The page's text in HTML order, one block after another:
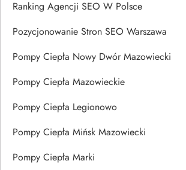
Ranking Agencji SEO W Polsce
Pozycjonowanie Stron SEO Warszawa
Pompy Ciepła Nowy Dwór Mazowiecki
Pompy Ciepła Mazowieckie
Pompy Ciepła Legionowo
Pompy Ciepła Mińsk Mazowiecki
Pompy Ciepła Marki